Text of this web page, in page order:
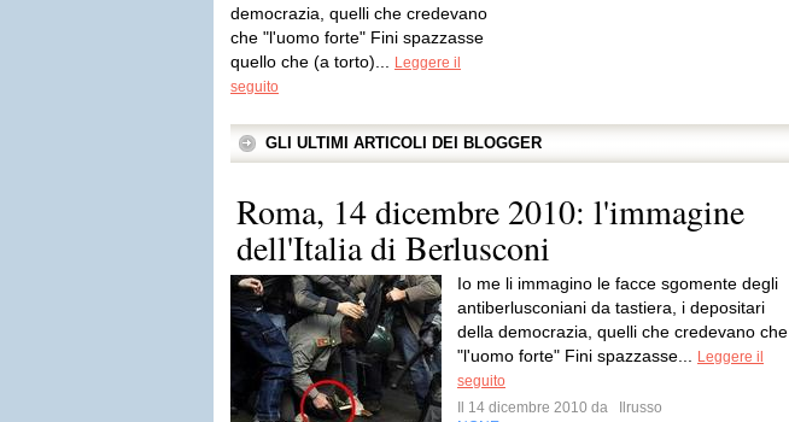
democrazia, quelli che credevano
che "l'uomo forte" Fini spazzasse
quello che (a torto)...
Leggere il
seguito
GLI ULTIMI ARTICOLI DEI BLOGGER
Roma, 14 dicembre 2010: l'immagine
dell'Italia di Berlusconi
Io me li immagino le facce sgomente degli
antiberlusconiani da tastiera, i depositari
della democrazia, quelli che credevano che
"l'uomo forte" Fini spazzasse...
Leggere il
seguito
Il 14 dicembre 2010 da
Ilrusso